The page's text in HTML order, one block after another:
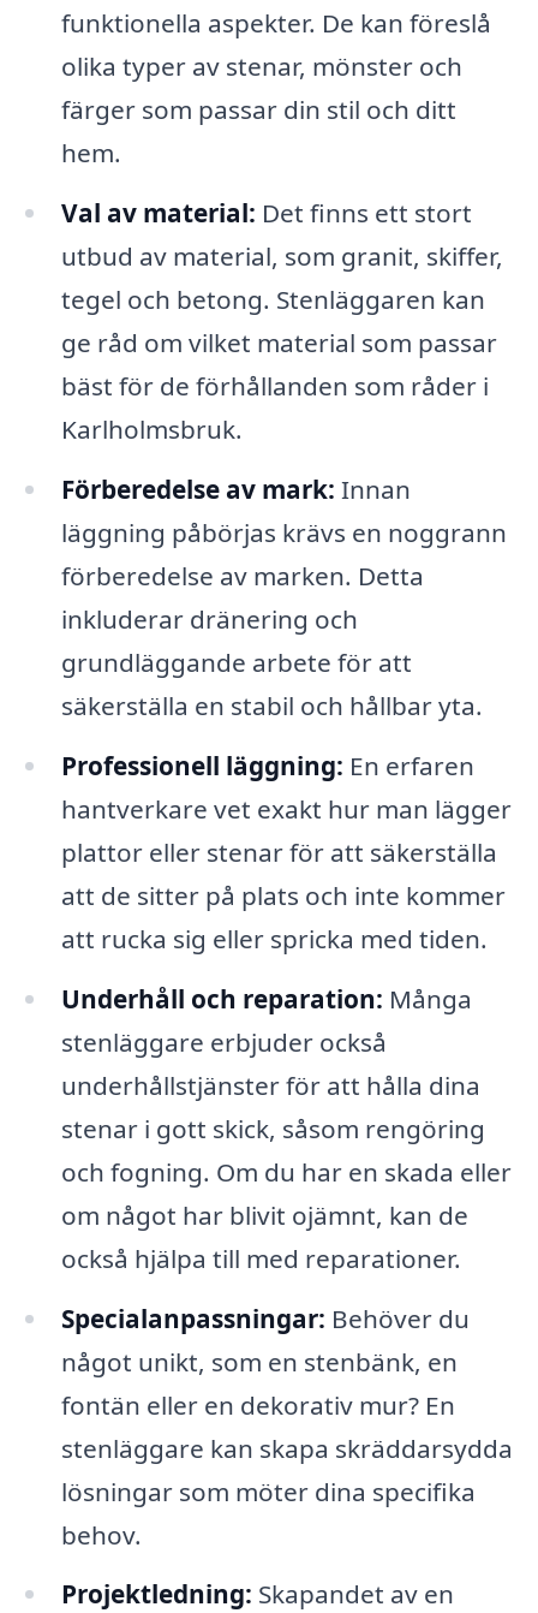
funktionella aspekter. De kan föreslå
olika typer av stenar, mönster och
färger som passar din stil och ditt
hem.
Val av material: Det finns ett stort
utbud av material, som granit, skiffer,
tegel och betong. Stenläggaren kan
ge råd om vilket material som passar
bäst för de förhållanden som råder i
Karlholmsbruk.
Förberedelse av mark: Innan
läggning påbörjas krävs en noggrann
förberedelse av marken. Detta
inkluderar dränering och
grundläggande arbete för att
säkerställa en stabil och hållbar yta.
Professionell läggning: En erfaren
hantverkare vet exakt hur man lägger
plattor eller stenar för att säkerställa
att de sitter på plats och inte kommer
att rucka sig eller spricka med tiden.
Underhåll och reparation: Många
stenläggare erbjuder också
underhållstjänster för att hålla dina
stenar i gott skick, såsom rengöring
och fogning. Om du har en skada eller
om något har blivit ojämnt, kan de
också hjälpa till med reparationer.
Specialanpassningar: Behöver du
något unikt, som en stenbänk, en
fontän eller en dekorativ mur? En
stenläggare kan skapa skräddarsydda
lösningar som möter dina specifika
behov.
Projektledning: Skapandet av en